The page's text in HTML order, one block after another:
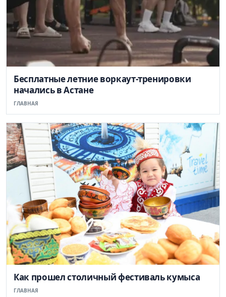
Бесплатные летние воркаут-тренировки
начались в Астане
ГЛАВНАЯ
Как прошел столичный фестиваль кумыса
ГЛАВНАЯ